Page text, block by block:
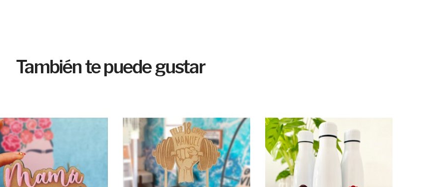
También te puede gustar